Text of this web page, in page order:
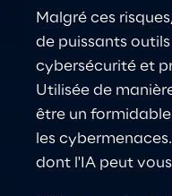
Malgré ces
de puissants
cybersécurité et
Utilisée de
être un
les
dont l'IA peut vous